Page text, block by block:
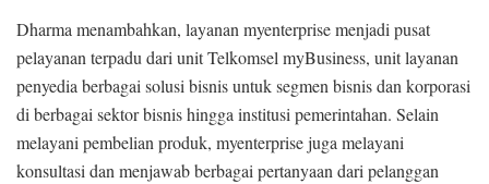
Dharma menambahkan, layanan myenterprise menjadi pusat
pelayanan terpadu dari unit Telkomsel myBusiness, unit layanan
penyedia berbagai solusi bisnis untuk segmen bisnis dan korporasi
di berbagai sektor bisnis hingga institusi pemerintahan. Selain
melayani pembelian produk, myenterprise juga melayani
konsultasi dan menjawab berbagai pertanyaan dari pelanggan